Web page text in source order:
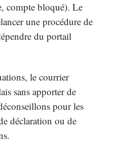
compte bloqué). Le
une procédure de
du portail
le courrier
sans apporter de
pour les
déclaration ou de